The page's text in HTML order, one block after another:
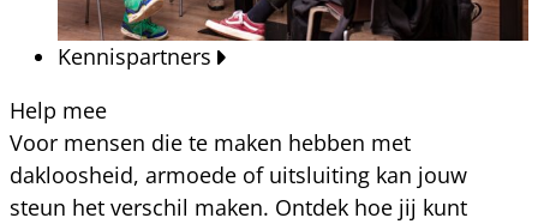
Kennispartners
Help mee
Voor mensen die te maken hebben met
dakloosheid, armoede of uitsluiting kan jouw
steun het verschil maken. Ontdek hoe jij kunt